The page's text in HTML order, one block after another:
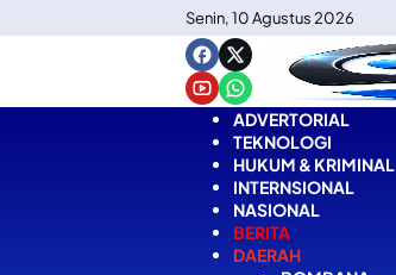
ke
Senin, 10 Agustus 2026
ADVERTORIAL
TEKNOLOGI
HUKUM & KRIMINAL
INTERNSIONAL
NASIONAL
BERITA
DAERAH